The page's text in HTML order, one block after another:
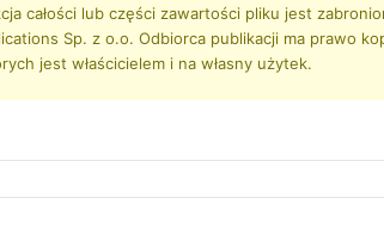
całości lub części zawartości pliku jest
Sp. z o.o. Odbiorca publikacji ma prawo
jest właścicielem i na własny użytek.